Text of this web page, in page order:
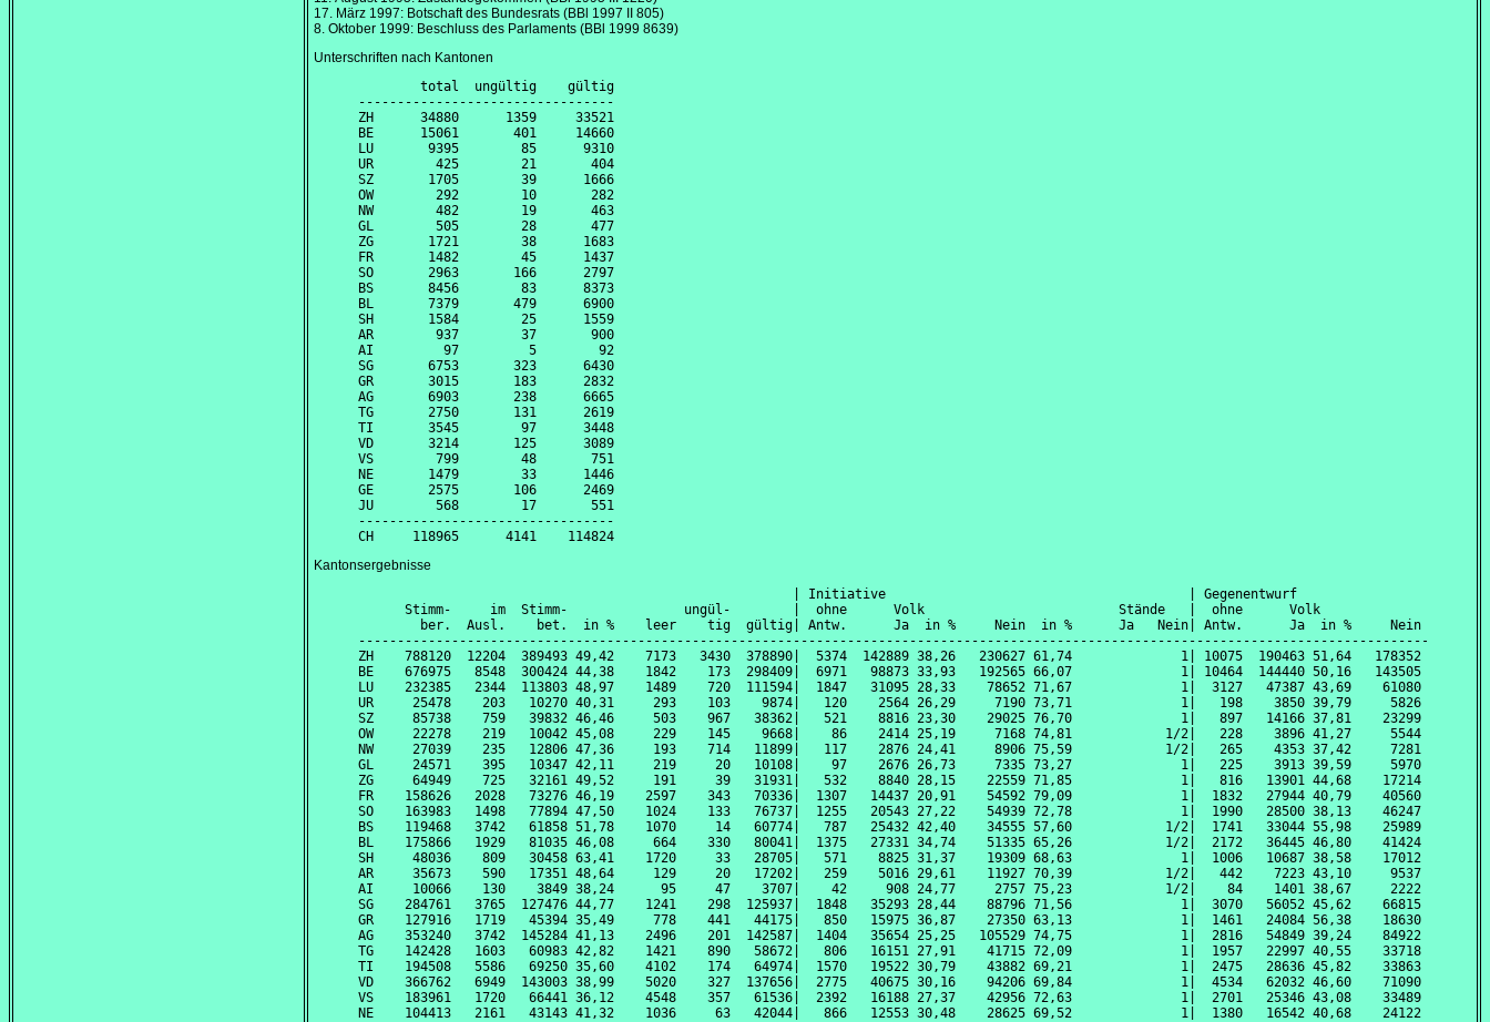
17. März 1997: Botschaft des Bundesrats (BBl 1997 II 805)
8. Oktober 1999: Beschluss des Parlaments (BBl 1999 8639)
Unterschriften nach Kantonen
        total  ungültig    gültig
---------------------------------
ZH      34880      1359     33521
BE      15061       401     14660
LU       9395        85      9310
UR        425        21       404
SZ       1705        39      1666
OW        292        10       282
NW        482        19       463
GL        505        28       477
ZG       1721        38      1683
FR       1482        45      1437
SO       2963       166      2797
BS       8456        83      8373
BL       7379       479      6900
SH       1584        25      1559
AR        937        37       900
AI         97         5        92
SG       6753       323      6430
GR       3015       183      2832
AG       6903       238      6665
TG       2750       131      2619
TI       3545        97      3448
VD       3214       125      3089
VS        799        48       751
NE       1479        33      1446
GE       2575       106      2469
JU        568        17       551
---------------------------------
Kantonsergebnisse
| Initiative                                       | Gegenentwurf
Stimm-     im  Stimm-               ungül-        |  ohne      Volk                         Stände   |  ohne      Volk
ber.  Ausl.    bet.  in %    leer    tig  gültig| Antw.      Ja  in %     Nein  in %      Ja   Nein| Antw.      Ja  in %     Nein  in %
ZH    788120  12204  389493 49,42    7173   3430  378890|  5374  142889 38,26   230627 61,74              1| 10075  190463 51,64   178352
BE    676975   8548  300424 44,38    1842    173  298409|  6971   98873 33,93   192565 66,07              1| 10464  144440 50,16   143505
LU    232385   2344  113803 48,97    1489    720  111594|  1847   31095 28,33    78652 71,67              1|  3127   47387 43,69    61080
UR     25478    203   10270 40,31     293    103    9874|   120    2564 26,29     7190 73,71              1|   198    3850 39,79     5826
SZ     85738    759   39832 46,46     503    967   38362|   521    8816 23,30    29025 76,70              1|   897   14166 37,81    23299
OW     22278    219   10042 45,08     229    145    9668|    86    2414 25,19     7168 74,81            1/2|   228    3896 41,27     5544
NW     27039    235   12806 47,36     193    714   11899|   117    2876 24,41     8906 75,59            1/2|   265    4353 37,42     7281
GL     24571    395   10347 42,11     219     20   10108|    97    2676 26,73     7335 73,27              1|   225    3913 39,59     5970
ZG     64949    725   32161 49,52     191     39   31931|   532    8840 28,15    22559 71,85              1|   816   13901 44,68    17214
FR    158626   2028   73276 46,19    2597    343   70336|  1307   14437 20,91    54592 79,09              1|  1832   27944 40,79    40560
SO    163983   1498   77894 47,50    1024    133   76737|  1255   20543 27,22    54939 72,78              1|  1990   28500 38,13    46247
BS    119468   3742   61858 51,78    1070     14   60774|   787   25432 42,40    34555 57,60            1/2|  1741   33044 55,98    25989
BL    175866   1929   81035 46,08     664    330   80041|  1375   27331 34,74    51335 65,26            1/2|  2172   36445 46,80    41424
SH     48036    809   30458 63,41    1720     33   28705|   571    8825 31,37    19309 68,63              1|  1006   10687 38,58    17012
AR     35673    590   17351 48,64     129     20   17202|   259    5016 29,61    11927 70,39            1/2|   442    7223 43,10     9537
AI     10066    130    3849 38,24      95     47    3707|    42     908 24,77     2757 75,23            1/2|    84    1401 38,67     2222
SG    284761   3765  127476 44,77    1241    298  125937|  1848   35293 28,44    88796 71,56              1|  3070   56052 45,62    66815
GR    127916   1719   45394 35,49     778    441   44175|   850   15975 36,87    27350 63,13              1|  1461   24084 56,38    18630
AG    353240   3742  145284 41,13    2496    201  142587|  1404   35654 25,25   105529 74,75              1|  2816   54849 39,24    84922
TG    142428   1603   60983 42,82    1421    890   58672|   806   16151 27,91    41715 72,09              1|  1957   22997 40,55    33718
TI    194508   5586   69250 35,60    4102    174   64974|  1570   19522 30,79    43882 69,21              1|  2475   28636 45,82    33863
VD    366762   6949  143003 38,99    5020    327  137656|  2775   40675 30,16    94206 69,84              1|  4534   62032 46,60    71090
VS    183961   1720   66441 36,12    4548    357   61536|  2392   16188 27,37    42956 72,63              1|  2701   25346 43,08    33489
NE    104413   2161   43143 41,32    1036     63   42044|   866   12553 30,48    28625 69,52              1|  1380   16542 40,68    24122